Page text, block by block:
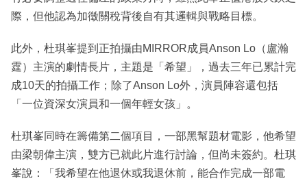
際，但他認為加徵關稅背後自有其邏輯與戰略目標。
此外，杜琪峯提到正拍攝由MIRROR成員Anson Lo（盧瀚
霆）主演的劇情長片，主題是「希望」，過去三年已累計完
成10天的拍攝工作；除了Anson Lo外，演員陣容還包括
「一位資深女演員和一個年輕女孩」。
杜琪峯同時在籌備第二個項目，一部黑幫題材電影，他希望
由梁朝偉主演，雙方已就此片進行討論，但尚未簽約。杜琪
峯說：「我希望在他退休或我退休前，能合作完成一部電